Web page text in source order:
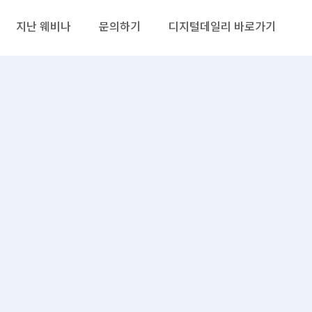
지난 웨비나 문의하기 디지털데일리 바로가기